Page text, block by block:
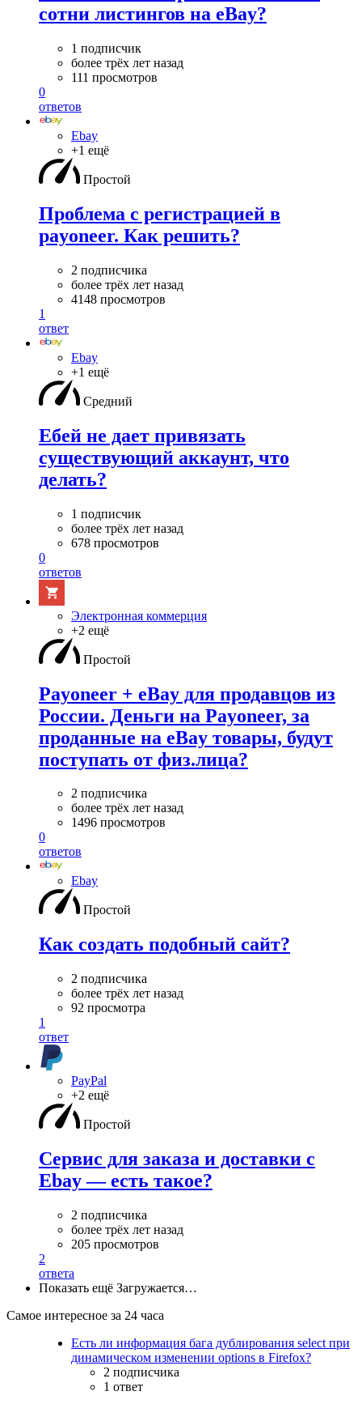
сотни листингов на eBay?
1 подписчик
более трёх лет назад
111 просмотров
0
ответов
Ebay
+1 ещё
Простой
Проблема с регистрацией в
payoneer. Как решить?
2 подписчика
более трёх лет назад
4148 просмотров
1
ответ
Ebay
+1 ещё
Средний
Ебей не дает привязать
существующий аккаунт, что
делать?
1 подписчик
более трёх лет назад
678 просмотров
0
ответов
Электронная коммерция
+2 ещё
Простой
Payoneer + eBay для продавцов из
России. Деньги на Payoneer, за
проданные на eBay товары, будут
поступать от физ.лица?
2 подписчика
более трёх лет назад
1496 просмотров
0
ответов
Ebay
Простой
Как создать подобный cайт?
2 подписчика
более трёх лет назад
92 просмотра
1
ответ
PayPal
+2 ещё
Простой
Сервис для заказа и доставки с
Ebay — есть такое?
2 подписчика
более трёх лет назад
205 просмотров
2
ответа
Показать ещё Загружается…
Самое интересное за 24 часа
Есть ли информация бага дублирования select при
динамическом изменении options в Firefox?
2 подписчика
1 ответ